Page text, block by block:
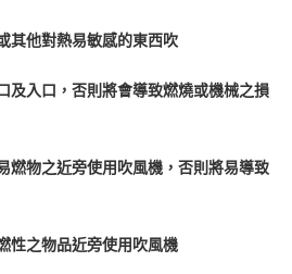
其他對熱易敏感的東西吹
及入口，否則將會導致燃燒或機械之損
燃物之近旁使用吹風機，否則將易導致
性之物品近旁使用吹風機